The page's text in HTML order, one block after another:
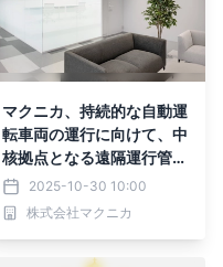
マクニカ、持続的な自動運
転車両の運行に向けて、中
核拠点となる遠隔運行管理
センターを設立
2025-10-30 10:00
株式会社マクニカ